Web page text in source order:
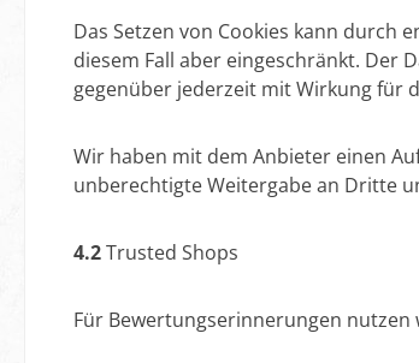
Das Setzen von Cookies kann
diesem Fall aber eingeschränkt. Der
gegenüber jederzeit mit Wirkung für
Wir haben mit dem Anbieter einen
unberechtigte Weitergabe an Dritte
4.2Trusted Shops
Für Bewertungserinnerungen nutzen